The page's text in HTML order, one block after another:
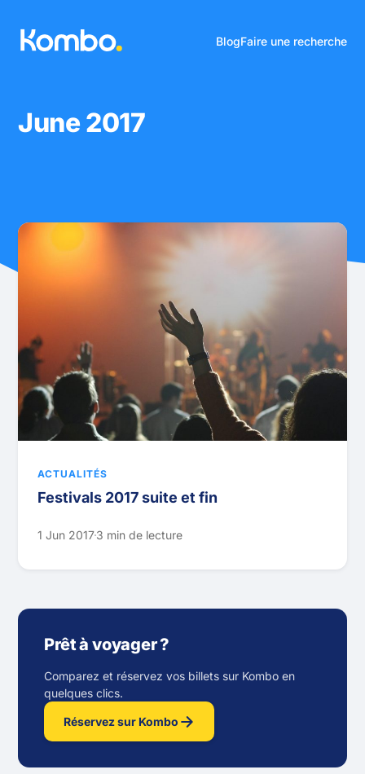
BlogFaire une recherche
June 2017
ACTUALITÉS
Festivals 2017 suite et fin
1 Jun 20173 min de lecture
Prêt à voyager ?
Comparez et réservez vos billets sur Kombo en
quelques clics.
Réservez sur Kombo